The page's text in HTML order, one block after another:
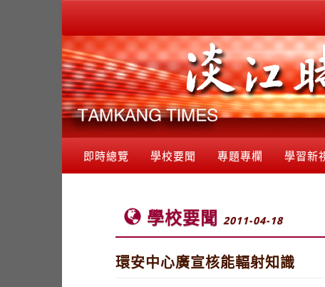
即時總覽 學校要聞 專題專欄 學習新
學校要聞 2011-04-18
環安中心廣宣核能輻射知識